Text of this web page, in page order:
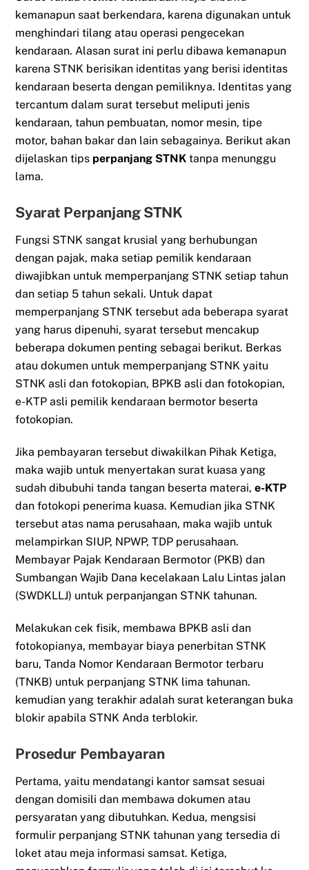
kemanapun saat berkendara, karena digunakan untuk
menghindari tilang atau operasi pengecekan
kendaraan. Alasan surat ini perlu dibawa kemanapun
karena STNK berisikan identitas yang berisi identitas
kendaraan beserta dengan pemiliknya. Identitas yang
tercantum dalam surat tersebut meliputi jenis
kendaraan, tahun pembuatan, nomor mesin, tipe
motor, bahan bakar dan lain sebagainya. Berikut akan
dijelaskan tips perpanjang STNK tanpa menunggu
lama.
Syarat Perpanjang STNK
Fungsi STNK sangat krusial yang berhubungan
dengan pajak, maka setiap pemilik kendaraan
diwajibkan untuk memperpanjang STNK setiap tahun
dan setiap 5 tahun sekali. Untuk dapat
memperpanjang STNK tersebut ada beberapa syarat
yang harus dipenuhi, syarat tersebut mencakup
beberapa dokumen penting sebagai berikut. Berkas
atau dokumen untuk memperpanjang STNK yaitu
STNK asli dan fotokopian, BPKB asli dan fotokopian,
e-KTP asli pemilik kendaraan bermotor beserta
fotokopian.
Jika pembayaran tersebut diwakilkan Pihak Ketiga,
maka wajib untuk menyertakan surat kuasa yang
sudah dibubuhi tanda tangan beserta materai,e-KTP
dan fotokopi penerima kuasa. Kemudian jika STNK
tersebut atas nama perusahaan, maka wajib untuk
melampirkan SIUP, NPWP, TDP perusahaan.
Membayar Pajak Kendaraan Bermotor (PKB) dan
Sumbangan Wajib Dana kecelakaan Lalu Lintas jalan
(SWDKLLJ) untuk perpanjangan STNK tahunan.
Melakukan cek fisik, membawa BPKB asli dan
fotokopianya, membayar biaya penerbitan STNK
baru, Tanda Nomor Kendaraan Bermotor terbaru
(TNKB) untuk perpanjang STNK lima tahunan.
kemudian yang terakhir adalah surat keterangan buka
blokir apabila STNK Anda terblokir.
Prosedur Pembayaran
Pertama, yaitu mendatangi kantor samsat sesuai
dengan domisili dan membawa dokumen atau
persyaratan yang dibutuhkan. Kedua, mengsisi
formulir perpanjang STNK tahunan yang tersedia di
loket atau meja informasi samsat. Ketiga,